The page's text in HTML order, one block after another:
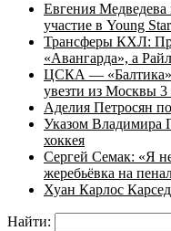
Евгения
участие в Young
Трансферы КХЛ:
«Авангарда», а
ЦСКА —
увезти из Москвы 3
Аделия Петросян
Указом Владимира
хоккея
Сергей Семак: «Я
жеребьёвка на
Хуан Карлос
Найти: